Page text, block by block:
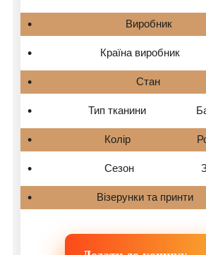
Виробник
Країна виробник
Стан
Тип тканини
Колір
Сезон
Візерунки та принти